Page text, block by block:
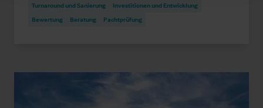
Turnaround und Sanierung
Investitionen und Entwicklung
Bewertung
Beratung Pachtprüfung